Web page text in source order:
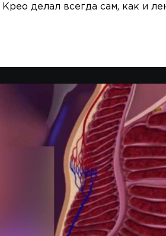
делал всегда сам, как и